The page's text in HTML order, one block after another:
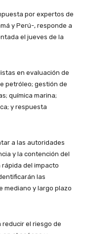
por expertos de
y Perú-, responde a
el jueves de la
en evaluación de
petróleo; gestión de
química marina;
y respuesta
a las autoridades
y la contención del
del impacto
las
mediano y largo plazo
el riesgo de